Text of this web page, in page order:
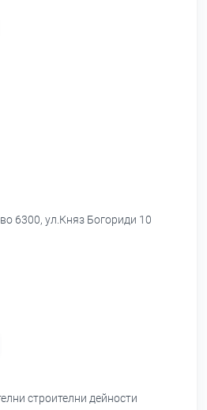
6300, ул.Княз Богориди 10
строителни дейности